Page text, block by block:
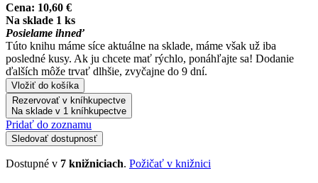
Cena: 10,60 €
Na sklade 1 ks
Posielame ihneď
Túto knihu máme síce aktuálne na sklade, máme však už iba
posledné kusy. Ak ju chcete mať rýchlo, ponáhľajte sa! Dodanie
ďalších môže trvať dlhšie, zvyčajne do 9 dní.
Vložiť do košíka
Rezervovať v kníhkupectve
Na sklade v 1 kníhkupectve
Pridať do zoznamu
Sledovať dostupnosť
Dostupné v 7 knižniciach. Požičať v knižnici